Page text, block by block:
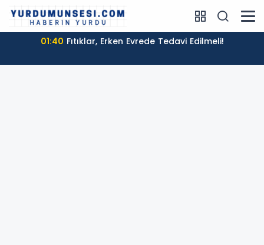
01:40 Fıtıklar, Erken Evrede Tedavi Edilmeli!